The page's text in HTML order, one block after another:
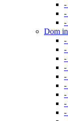
-
-
-
Dom
-
-
-
-
-
-
-
-
-